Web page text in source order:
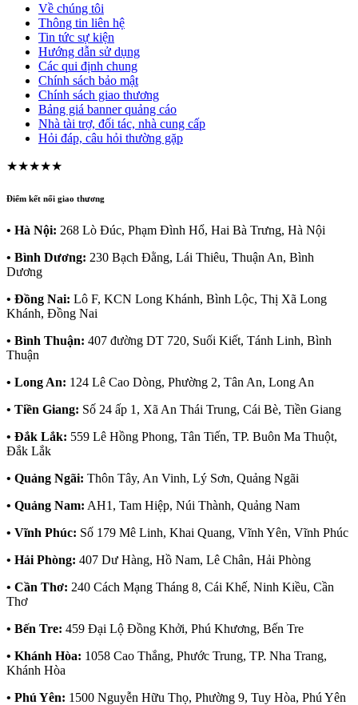
Về chúng tôi
Thông tin liên hệ
Tin tức sự kiện
Hướng dẫn sử dụng
Các qui định chung
Chính sách bảo mật
Chính sách giao thương
Bảng giá banner quảng cáo
Nhà tài trợ, đối tác, nhà cung cấp
Hỏi đáp, câu hỏi thường gặp
★★★★★
Điểm kết nối giao thương
• Hà Nội: 268 Lò Đúc, Phạm Đình Hổ, Hai Bà Trưng, Hà Nội
• Bình Dương: 230 Bạch Đằng, Lái Thiêu, Thuận An, Bình
Dương
• Đồng Nai: Lô F, KCN Long Khánh, Bình Lộc, Thị Xã Long
Khánh, Đồng Nai
• Bình Thuận: 407 đường DT 720, Suối Kiết, Tánh Linh, Bình
Thuận
• Long An: 124 Lê Cao Dòng, Phường 2, Tân An, Long An
• Tiền Giang: Số 24 ấp 1, Xã An Thái Trung, Cái Bè, Tiền Giang
• Đắk Lắk: 559 Lê Hồng Phong, Tân Tiến, TP. Buôn Ma Thuột,
Đắk Lắk
• Quảng Ngãi: Thôn Tây, An Vinh, Lý Sơn, Quảng Ngãi
• Quảng Nam: AH1, Tam Hiệp, Núi Thành, Quảng Nam
• Vĩnh Phúc: Số 179 Mê Linh, Khai Quang, Vĩnh Yên, Vĩnh Phúc
• Hải Phòng: 407 Dư Hàng, Hồ Nam, Lê Chân, Hải Phòng
• Cần Thơ: 240 Cách Mạng Tháng 8, Cái Khế, Ninh Kiều, Cần
Thơ
• Bến Tre: 459 Đại Lộ Đồng Khởi, Phú Khương, Bến Tre
• Khánh Hòa: 1058 Cao Thắng, Phước Trung, TP. Nha Trang,
Khánh Hòa
• Phú Yên: 1500 Nguyễn Hữu Thọ, Phường 9, Tuy Hòa, Phú Yên